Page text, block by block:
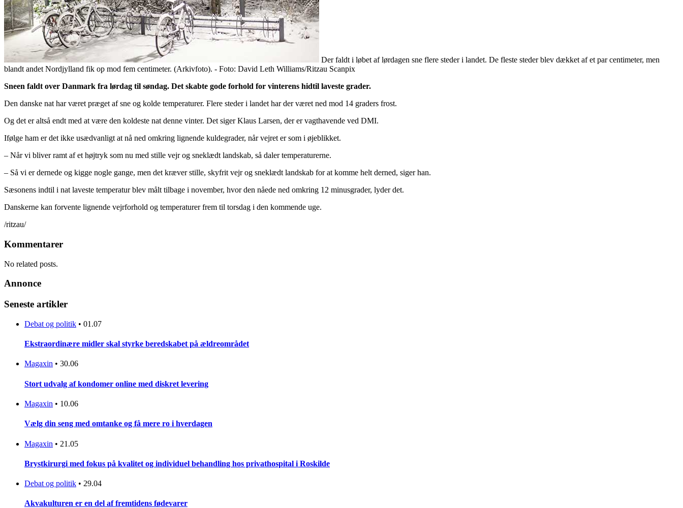
Der faldt i løbet af lørdagen sne flere steder i landet. De fleste steder blev dækket af et par centimeter, men
blandt andet Nordjylland fik op mod fem centimeter. (Arkivfoto). - Foto: David Leth Williams/Ritzau Scanpix
Sneen faldt over Danmark fra lørdag til søndag. Det skabte gode forhold for vinterens hidtil laveste grader.
Den danske nat har været præget af sne og kolde temperaturer. Flere steder i landet har der været ned mod 14 graders frost.
Og det er altså endt med at være den koldeste nat denne vinter. Det siger Klaus Larsen, der er vagthavende ved DMI.
Ifølge ham er det ikke usædvanligt at nå ned omkring lignende kuldegrader, når vejret er som i øjeblikket.
– Når vi bliver ramt af et højtryk som nu med stille vejr og sneklædt landskab, så daler temperaturerne.
– Så vi er dernede og kigge nogle gange, men det kræver stille, skyfrit vejr og sneklædt landskab for at komme helt derned, siger han.
Sæsonens indtil i nat laveste temperatur blev målt tilbage i november, hvor den nåede ned omkring 12 minusgrader, lyder det.
Danskerne kan forvente lignende vejrforhold og temperaturer frem til torsdag i den kommende uge.
/ritzau/
Kommentarer
No related posts.
Annonce
Seneste artikler
Debat og politik • 01.07
Ekstraordinære midler skal styrke beredskabet på ældreområdet
Magaxin • 30.06
Stort udvalg af kondomer online med diskret levering
Magaxin • 10.06
Vælg din seng med omtanke og få mere ro i hverdagen
Magaxin • 21.05
Brystkirurgi med fokus på kvalitet og individuel behandling hos privathospital i Roskilde
Debat og politik • 29.04
Akvakulturen er en del af fremtidens fødevarer